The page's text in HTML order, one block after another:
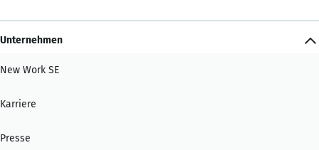
Unternehmen
New Work SE
Karriere
Presse